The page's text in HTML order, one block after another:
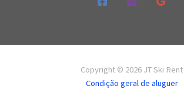
Copyright © 2026 JT Ski Rent
Condição geral de aluguer